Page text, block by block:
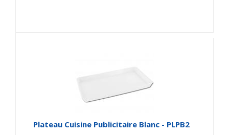
Plateau Cuisine Publicitaire Blanc - PLPB2